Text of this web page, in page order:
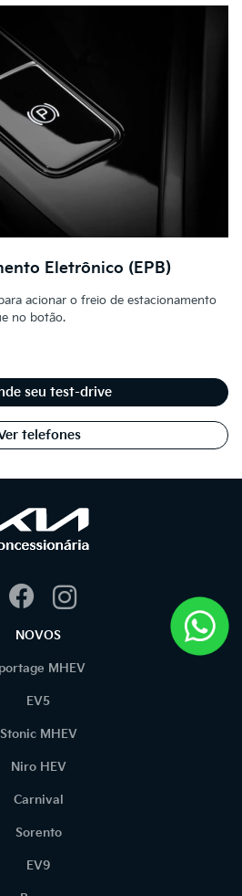
Eletrônico (EPB)
acionar o freio de estacionamento
no botão.
telefones
seu test-drive
NOVOS
MHEV
EV5
Stonic MHEV
Niro HEV
Carnival
Sorento
EV9